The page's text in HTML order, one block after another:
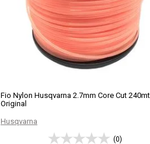
Fio Nylon Husqvarna 2.7mm Core Cut 240mt
Original
Husqvarna
(0)